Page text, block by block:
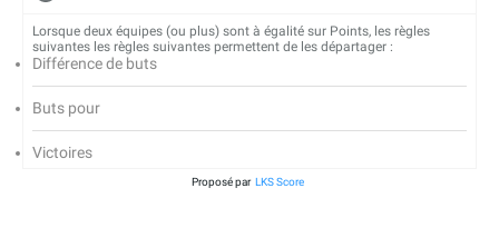
Lorsque deux équipes (ou plus) sont à égalité sur Points, les règles
suivantes les règles suivantes permettent de les départager :
Différence de buts
Buts pour
Victoires
Proposé par LKS Score